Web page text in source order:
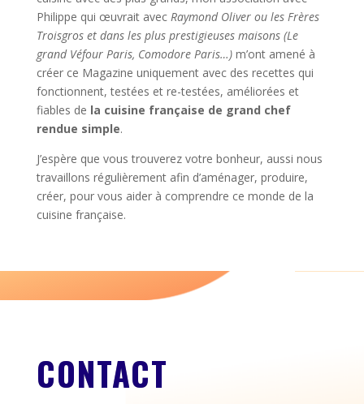
Philippe qui œuvrait avec Raymond Oliver ou les Frères
Troisgros et dans les plus prestigieuses maisons (Le
grand Véfour Paris, Comodore Paris…)m’ont amené à
créer ce Magazine uniquement avec des recettes qui
fonctionnent, testées et re-testées, améliorées et
fiables de la cuisine française de grand chef
rendue simple.
J’espère que vous trouverez votre bonheur, aussi nous
travaillons régulièrement afin d’aménager, produire,
créer, pour vous aider à comprendre ce monde de la
cuisine française.
CONTACT